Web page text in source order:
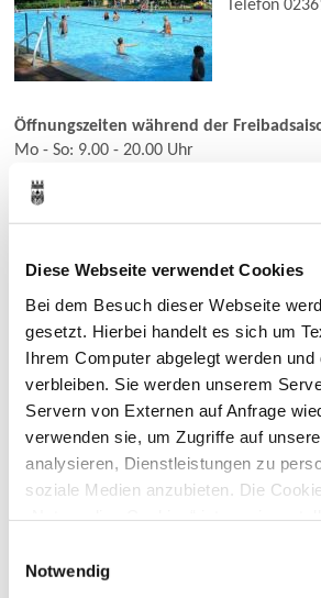
Diese Webseite verwendet Cookies
Bei dem Besuch dieser Webseite
gesetzt. Hierbei handelt es sich um
Ihrem Computer abgelegt werden und
verbleiben. Sie werden unserem
Servern von Externen auf Anfrage
verwenden sie, um Zugriffe auf
analysieren, Dienstleistungen zu
soziale Medien anzubieten. Die
Drittländern (USA) mit unzureichendem
Notwendig
Telefon
Öffnungszeiten während der
Mo - So: 9.00 - 20.00 Uhr
Bitte beachten Sie auch
Einzelkarte Kinder/Jugendliche (bis
Zehnerkarte Erwachsene: 29,00 Euro
Zehnerkarte Kinder/Jugendliche (bis
Euro
Weitere Karten siehe
Preisliste (PDF).
Eintrittspreise (Naturfreibad Suderwich)
Einzelkarte Erwachsene: 3,20 Euro
Einzelkarte Kinder/Jugendliche (bis
Weitere Preise siehe